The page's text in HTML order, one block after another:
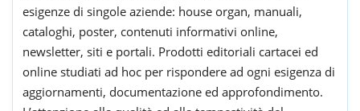
esigenze di singole aziende: house organ, manuali,
cataloghi, poster, contenuti informativi online,
newsletter, siti e portali. Prodotti editoriali cartacei ed
online studiati ad hoc per rispondere ad ogni esigenza di
aggiornamenti, documentazione ed approfondimento.